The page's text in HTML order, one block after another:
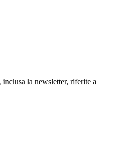
la newsletter, riferite a